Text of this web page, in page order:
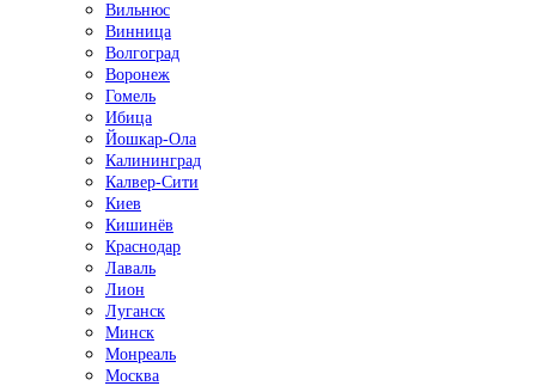
Вильнюс
Винница
Волгоград
Воронеж
Гомель
Ибица
Йошкар-Ола
Калининград
Калвер-Сити
Киев
Кишинёв
Краснодар
Лаваль
Лион
Луганск
Минск
Монреаль
Москва